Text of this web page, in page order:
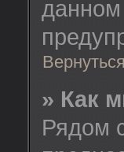
данном
» Как
Рядом